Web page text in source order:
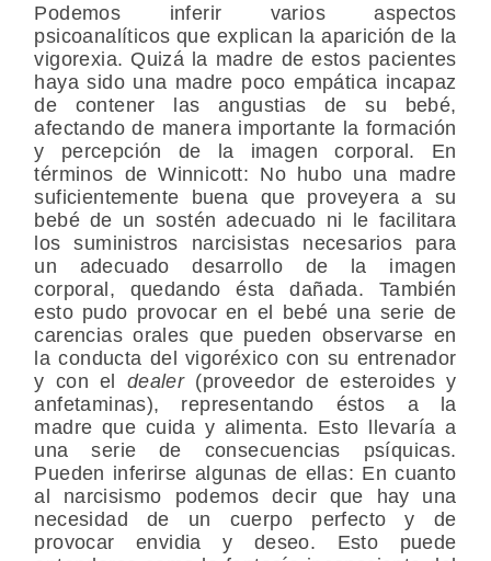
Podemos inferir varios aspectos
psicoanalíticos que explican la aparición de la
vigorexia. Quizá la madre de estos pacientes
haya sido una madre poco empática incapaz
de contener las angustias de su bebé,
afectando de manera importante la formación
y percepción de la imagen corporal. En
términos de Winnicott: No hubo una madre
suficientemente buena que proveyera a su
bebé de un sostén adecuado ni le facilitara
los suministros narcisistas necesarios para
un adecuado desarrollo de la imagen
corporal, quedando ésta dañada. También
esto pudo provocar en el bebé una serie de
carencias orales que pueden observarse en
la conducta del vigoréxico con su entrenador
y con el dealer (proveedor de esteroides y
anfetaminas), representando éstos a la
madre que cuida y alimenta. Esto llevaría a
una serie de consecuencias psíquicas.
Pueden inferirse algunas de ellas: En cuanto
al narcisismo podemos decir que hay una
necesidad de un cuerpo perfecto y de
provocar envidia y deseo. Esto puede